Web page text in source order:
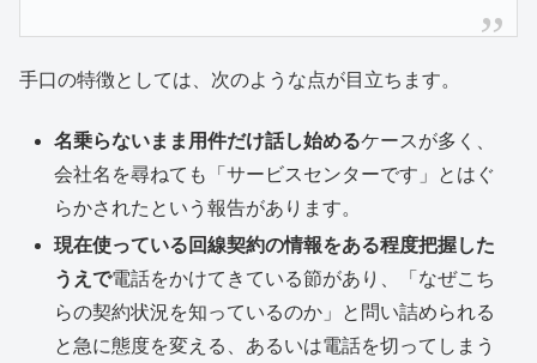
手口の特徴としては、次のような点が目立ちます。
名乗らないまま用件だけ話し始めるケースが多く、
会社名を尋ねても「サービスセンターです」とはぐ
らかされたという報告があります。
現在使っている回線契約の情報をある程度把握した
うえで電話をかけてきている節があり、「なぜこち
らの契約状況を知っているのか」と問い詰められる
と急に態度を変える、あるいは電話を切ってしまう